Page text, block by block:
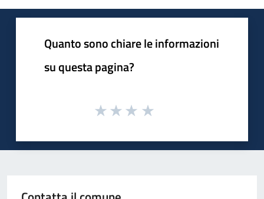
Quanto sono chiare le informazioni
su questa pagina?